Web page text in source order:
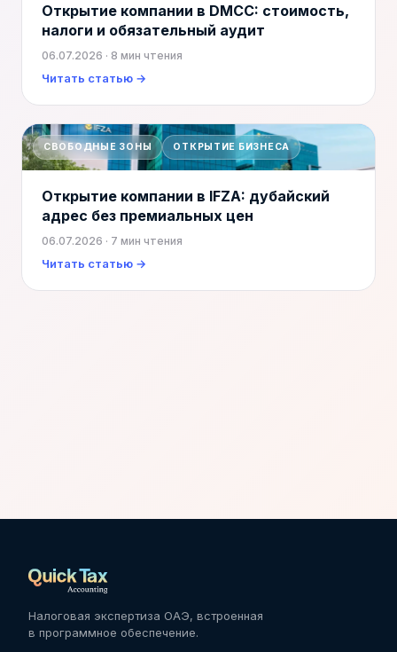
Открытие компании в DMCC: стоимость,
налоги и обязательный аудит
06.07.2026 · 8 мин чтения
Читать статью →
СВОБОДНЫЕ ЗОНЫ ОТКРЫТИЕ БИЗНЕСА
Открытие компании в IFZA: дубайский
адрес без премиальных цен
06.07.2026 · 7 мин чтения
Читать статью →
Налоговая экспертиза ОАЭ, встроенная
в программное обеспечение.